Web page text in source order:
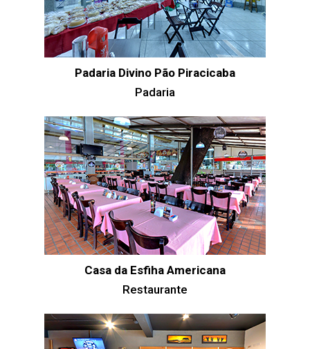
Padaria Divino Pão Piracicaba
Padaria
Casa da Esfiha Americana
Restaurante